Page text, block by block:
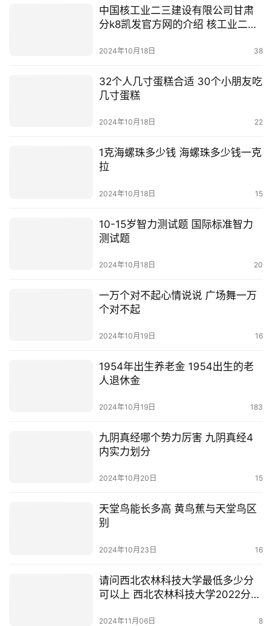
中国核工业二三建设有限公司甘肃
分k8凯发官方网的介绍 核工业二三
2024年10月18日 38
32个人几寸蛋糕合适 30个小朋友吃
几寸蛋糕
2024年10月18日 22
1克海螺珠多少钱 海螺珠多少钱一克
拉
2024年10月18日 15
10-15岁智力测试题 国际标准智力
测试题
2024年10月18日 20
一万个对不起心情说说 广场舞一万
个对不起
2024年10月19日 16
1954年出生养老金 1954出生的老
人退休金
2024年10月19日 183
九阴真经哪个势力厉害 九阴真经4
内实力划分
2024年10月20日 15
天堂鸟能长多高 黄鸟蕉与天堂鸟区
别
2024年10月23日 16
请问西北农林科技大学最低多少分
可以上 西北农林科技大学2022分数
2024年11月06日 8